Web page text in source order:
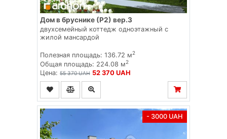
Дом в бруснике (Р2) вер.3
двухсемейный коттедж одноэтажный с
жилой мансардой
Полезная площадь: 136.72 м2
Общая площадь: 224.08 м2
Цена: 55 370 UAH 52 370 UAH
- 3000 UAH